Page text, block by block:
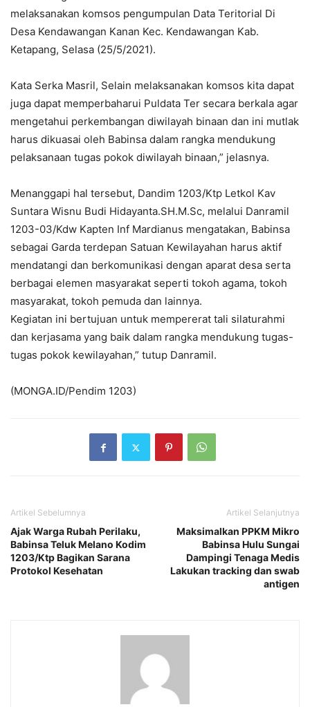
melaksanakan komsos pengumpulan Data Teritorial Di
Desa Kendawangan Kanan Kec. Kendawangan Kab.
Ketapang, Selasa (25/5/2021).
Kata Serka Masril, Selain melaksanakan komsos kita dapat
juga dapat memperbaharui Puldata Ter secara berkala agar
mengetahui perkembangan diwilayah binaan dan ini mutlak
harus dikuasai oleh Babinsa dalam rangka mendukung
pelaksanaan tugas pokok diwilayah binaan,” jelasnya.
Menanggapi hal tersebut, Dandim 1203/Ktp Letkol Kav
Suntara Wisnu Budi Hidayanta.SH.M.Sc, melalui Danramil
1203-03/Kdw Kapten Inf Mardianus mengatakan, Babinsa
sebagai Garda terdepan Satuan Kewilayahan harus aktif
mendatangi dan berkomunikasi dengan aparat desa serta
berbagai elemen masyarakat seperti tokoh agama, tokoh
masyarakat, tokoh pemuda dan lainnya.
Kegiatan ini bertujuan untuk mempererat tali silaturahmi
dan kerjasama yang baik dalam rangka mendukung tugas-
tugas pokok kewilayahan,” tutup Danramil.
(MONGA.ID/Pendim 1203)
Artikel Sebelumnya
Ajak Warga Rubah Perilaku,
Babinsa Teluk Melano Kodim
1203/Ktp Bagikan Sarana
Protokol Kesehatan
Artikel Selanjutnya
Maksimalkan PPKM Mikro
Babinsa Hulu Sungai
Dampingi Tenaga Medis
Lakukan tracking dan swab
antigen